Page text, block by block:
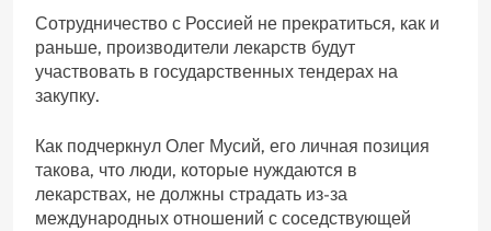
Сотрудничество с Россией не прекратиться, как и
раньше, производители лекарств будут
участвовать в государственных тендерах на
закупку.
Как подчеркнул Олег Мусий, его личная позиция
такова, что люди, которые нуждаются в
лекарствах, не должны страдать из-за
международных отношений с соседствующей